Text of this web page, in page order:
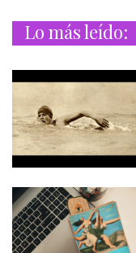
Lo más leído: